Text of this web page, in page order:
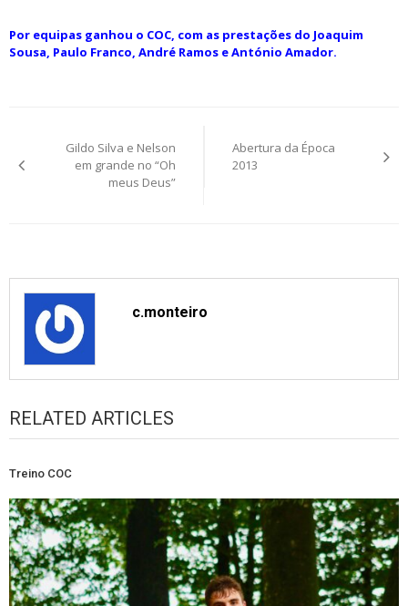
Por equipas ganhou o COC, com as prestações do Joaquim
Sousa, Paulo Franco, André Ramos e António Amador.
navigation
Gildo Silva e Nelson
em grande no “Oh
meus Deus”
Abertura da Época
2013
c.monteiro
RELATED ARTICLES
Treino COC